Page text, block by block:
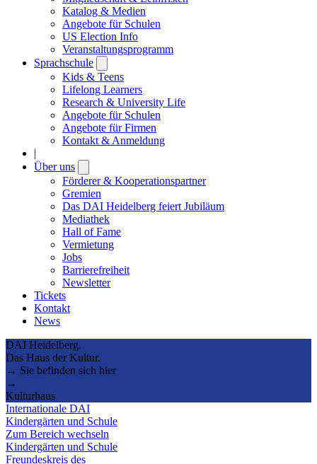
Katalog & Medien
Angebote für Schulen
US Election Info
Veranstaltungsprogramm
Sprachschule
submenu
Kids & Teens
Lifelong Learners
Research & University Life
Angebote für Schulen
Angebote für Firmen
Kontakt & Anmeldung
|
Über uns
submenu
Förderer & Kooperationspartner
Gremien
Das DAI Heidelberg feiert Jubiläum
Mediathek
Hall of Fame
Vermietung
Jobs
Barrierefreiheit
Newsletter
Tickets
Kontakt
News
DAI Heidelberg.
Das Haus der Kultur.
→ Sie befinden sich hier
→
Kulturhaus
Internationale DAI
Kindergärten und Schule
Zum Bereich wechseln
Kindergärten und Schule
Freundeskreis des